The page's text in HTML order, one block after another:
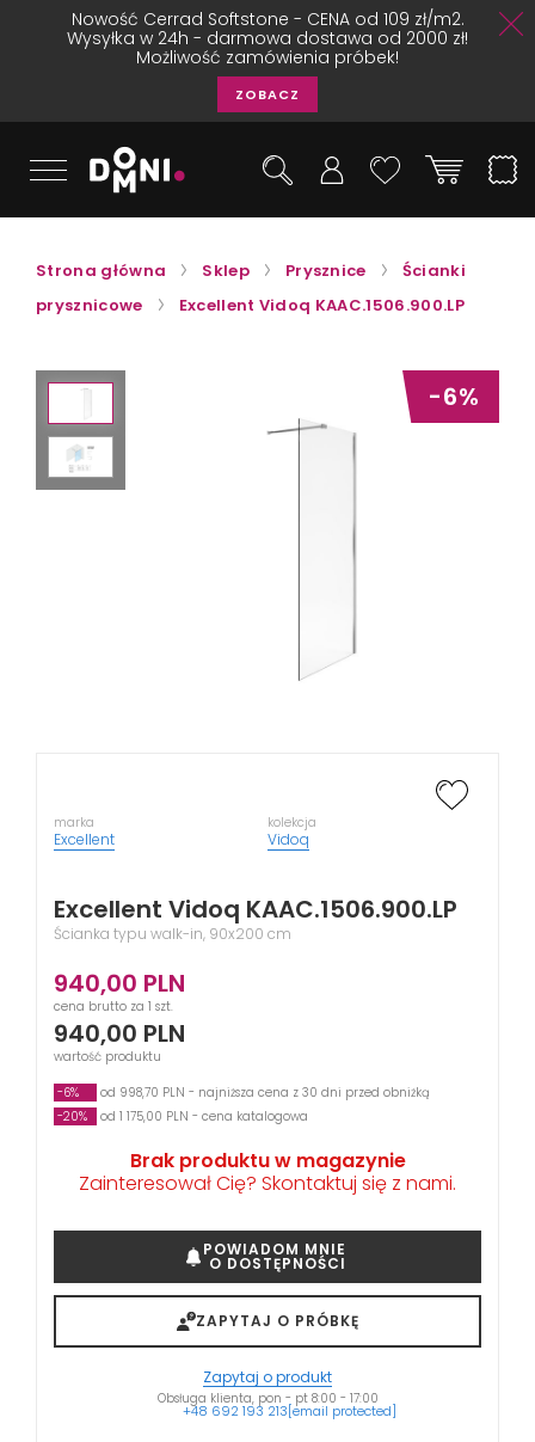
Nowość Cerrad Softstone - CENA od 109 zł/m2.
Wysyłka w 24h - darmowa dostawa od 2000 zł!
Możliwość zamówienia próbek!
ZOBACZ
Strona główna Sklep Prysznice
Ścianki
prysznicowe
Excellent Vidoq KAAC.1506.900.LP
-6%
marka
Excellent
kolekcja
Vidoq
Excellent Vidoq KAAC.1506.900.LP
Ścianka typu walk-in, 90x200 cm
940,00 PLN
cena brutto za 1 szt.
940,00 PLN
wartość produktu
-6%
od 998,70 PLN - najniższa cena z 30 dni przed obniżką
-20%
od 1 175,00 PLN - cena katalogowa
Brak produktu w magazynie
Zainteresował Cię? Skontaktuj się z nami.
POWIADOM MNIE
O DOSTĘPNOŚCI
ZAPYTAJ O PRÓBKĘ
Zapytaj o produkt
Obsługa klienta, pon - pt 8:00 - 17:00
+48 692 193 213[email protected]